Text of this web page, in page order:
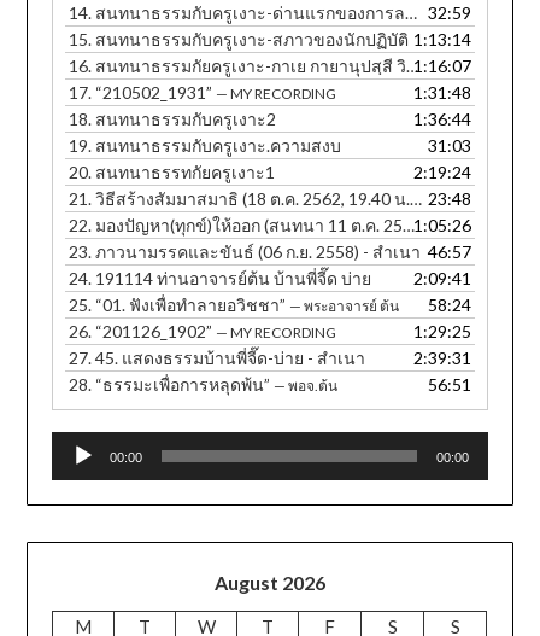
14. สนทนาธรรมกับครูเงาะ-ด่านแรกของการละกิเลส
32:59
15. สนทนาธรรมกับครูเงาะ-สภาวของนักปฏิบัติ 1:13:14
16. สนทนาธรรมกัยครูเงาะ-กาเย กายานุปสฺสี วิหรติ 1:16:07
17. “210502_1931” — MY RECORDING
1:31:48
18. สนทนาธรรมกับครูเงาะ2
1:36:44
19. สนทนาธรรมกับครูเงาะ.ความสงบ
31:03
20. สนทนาธรรทกัยครูเงาะ1
2:19:24
21.วิธีสร้างสัมมาสมาธิ (18 ต.ค. 2562, 19.40 น. ภาษาอีสาน)
23:48
22. มองปัญหา(ทุกข์)ให้ออก (สนทนา 11 ต.ค. 2560, 12.30 น.) - สำเนา 1:05:26
23.ภาวนามรรคและขันธ์ (06 ก.ย. 2558) - สำเนา 46:57
24. 191114 ท่านอาจารย์ต้น บ้านพี่จี๊ด บ่าย
2:09:41
25. “01. ฟังเพื่อทำลายอวิชชา” — พระอาจารย์ ต้น
58:24
26. “201126_1902” — MY RECORDING
1:29:25
27.45. แสดงธรรมบ้านพี่จี๊ด-บ่าย - สำเนา
2:39:31
28. “ธรรมะเพื่อการหลุดพ้น” — พอจ.ต้น 56:51
Audio
00:00 00:00
August 2026
M T W T F S S